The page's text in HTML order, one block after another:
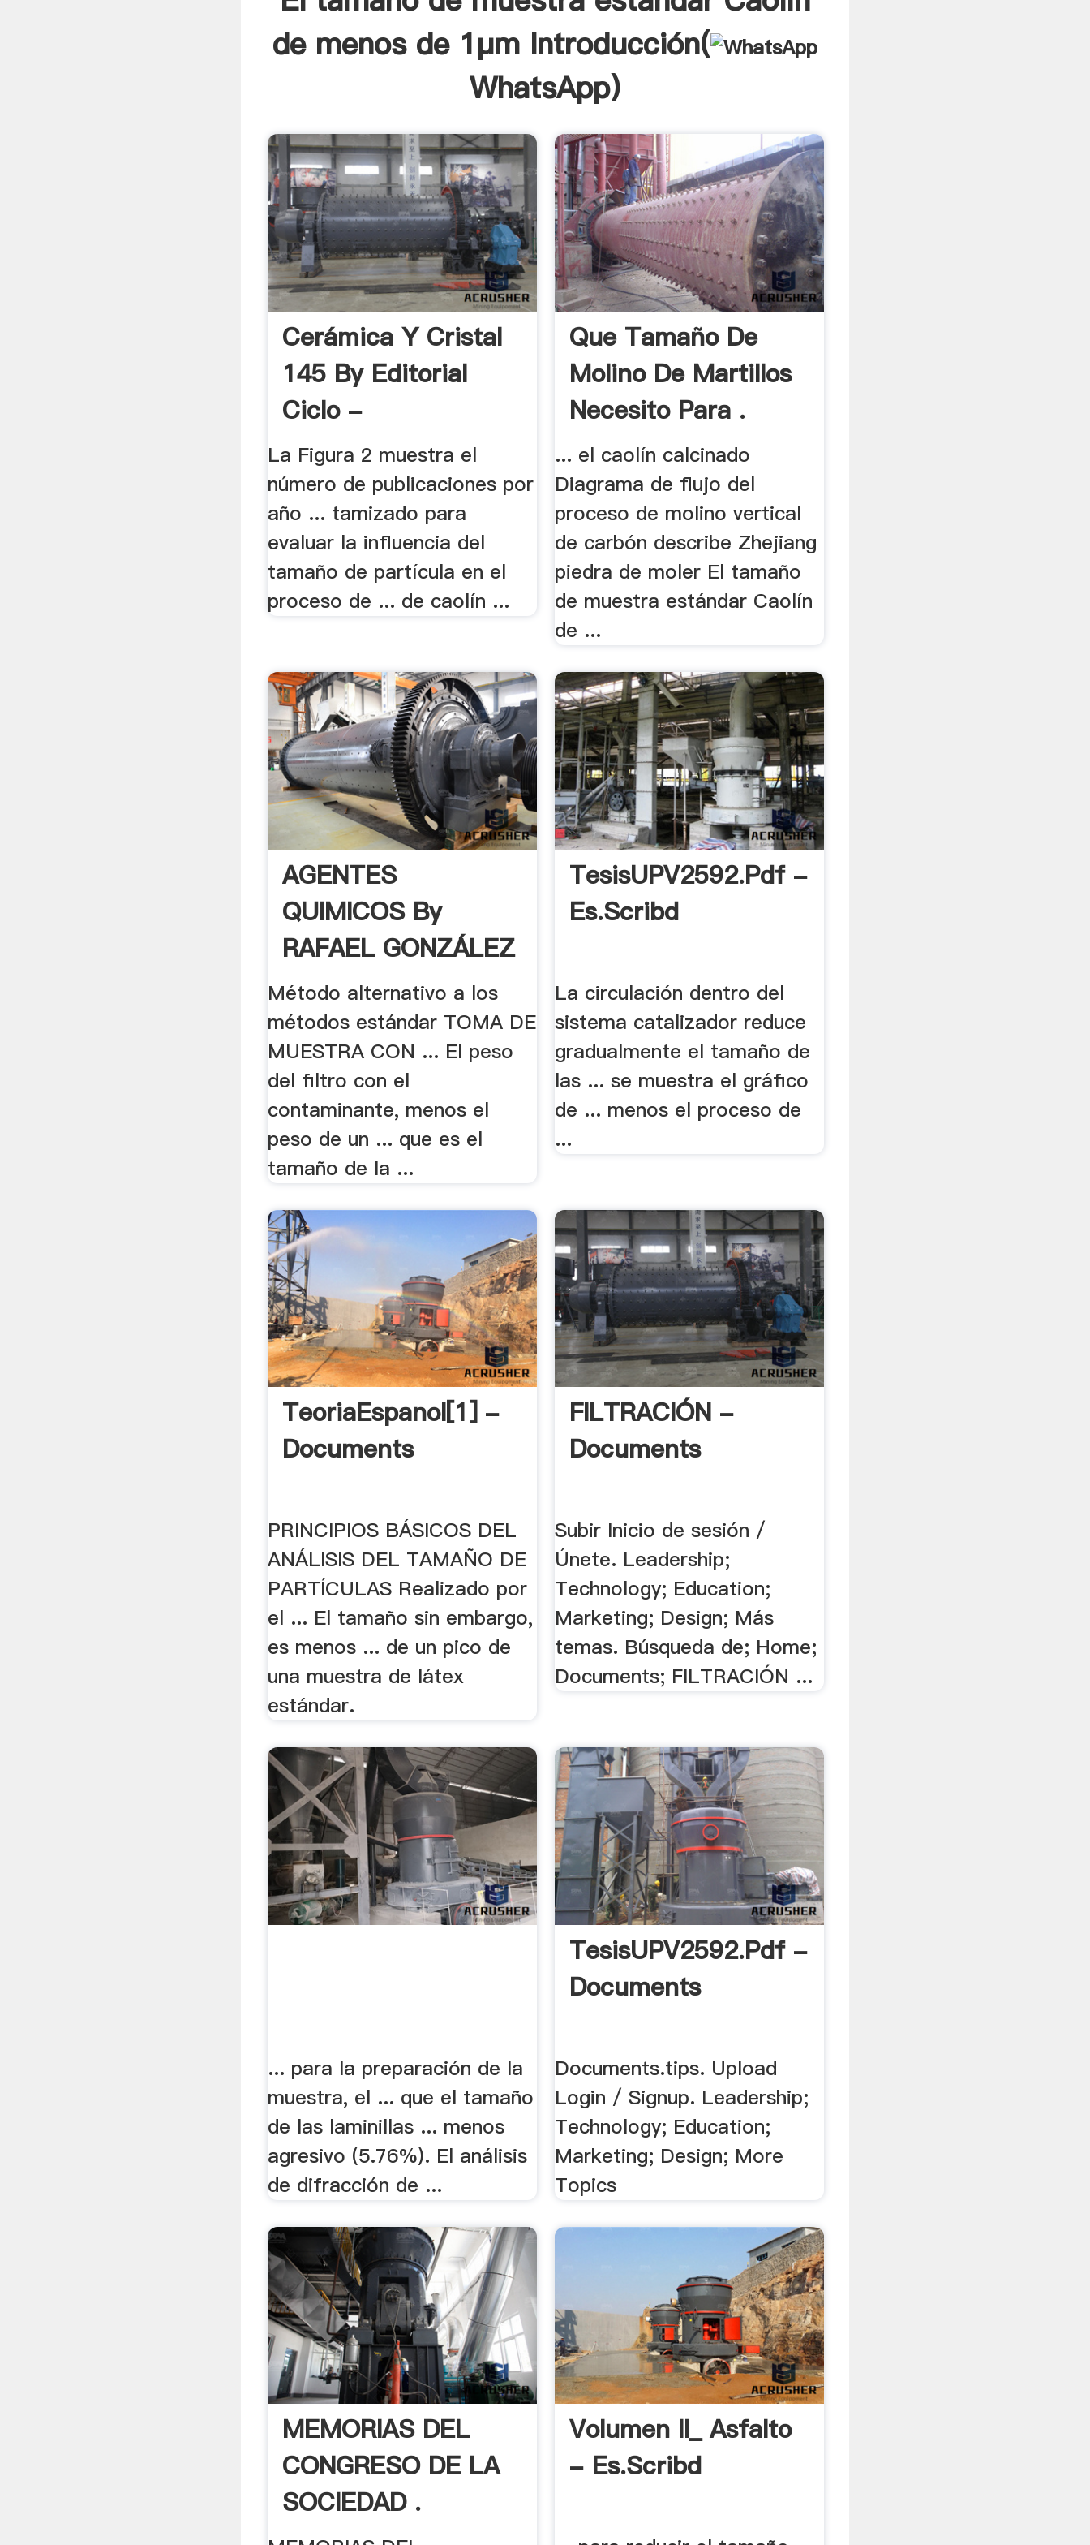
de menos de 1μm Introducción(
WhatsApp)
Cerámica Y Cristal
145 By Editorial
Ciclo -
La Figura 2 muestra el
número de publicaciones por
año ... tamizado para
evaluar la influencia del
tamaño de partícula en el
proceso de ... de caolín ...
Que Tamaño De
Molino De Martillos
Necesito Para .
... el caolín calcinado
Diagrama de flujo del
proceso de molino vertical
de carbón describe Zhejiang
piedra de moler El tamaño
de muestra estándar Caolín
de ...
AGENTES
QUIMICOS By
RAFAEL GONZÁLEZ
On .
Método alternativo a los
métodos estándar TOMA DE
MUESTRA CON ... El peso
del filtro con el
contaminante, menos el
peso de un ... que es el
tamaño de la ...
TesisUPV2592.pdf -
Es.scribd
La circulación dentro del
sistema catalizador reduce
gradualmente el tamaño de
las ... se muestra el gráfico
de ... menos el proceso de
...
TeoriaEspanol[1] -
Documents
PRINCIPIOS BÁSICOS DEL
ANÁLISIS DEL TAMAÑO DE
PARTÍCULAS Realizado por
el ... El tamaño sin embargo,
es menos ... de un pico de
una muestra de látex
estándar.
FILTRACIÓN -
Documents
Subir Inicio de sesión /
Únete. Leadership;
Technology; Education;
Marketing; Design; Más
temas. Búsqueda de; Home;
Documents; FILTRACIÓN ...
... para la preparación de la
muestra, el ... que el tamaño
de las laminillas ... menos
agresivo (5.76%). El análisis
de difracción de ...
TesisUPV2592.pdf -
Documents
Documents.tips. Upload
Login / Signup. Leadership;
Technology; Education;
Marketing; Design; More
Topics
MEMORIAS DEL
CONGRESO DE LA
SOCIEDAD .
Volumen II_ Asfalto
- Es.scribd